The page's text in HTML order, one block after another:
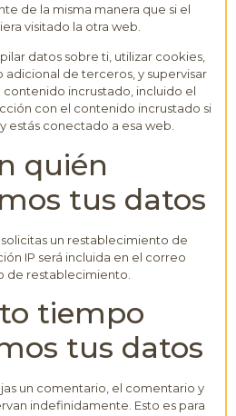
de la misma manera que si el
visitado la otra web.
datos sobre ti, utilizar cookies,
adicional de terceros, y supervisar
incrustado, incluido el
con el contenido incrustado si
estás conectado a esa web.
quién
tus datos
solicitas un restablecimiento de
IP será incluida en el correo
de restablecimiento.
tiempo
tus datos
un comentario, el comentario y
indefinidamente. Esto es para